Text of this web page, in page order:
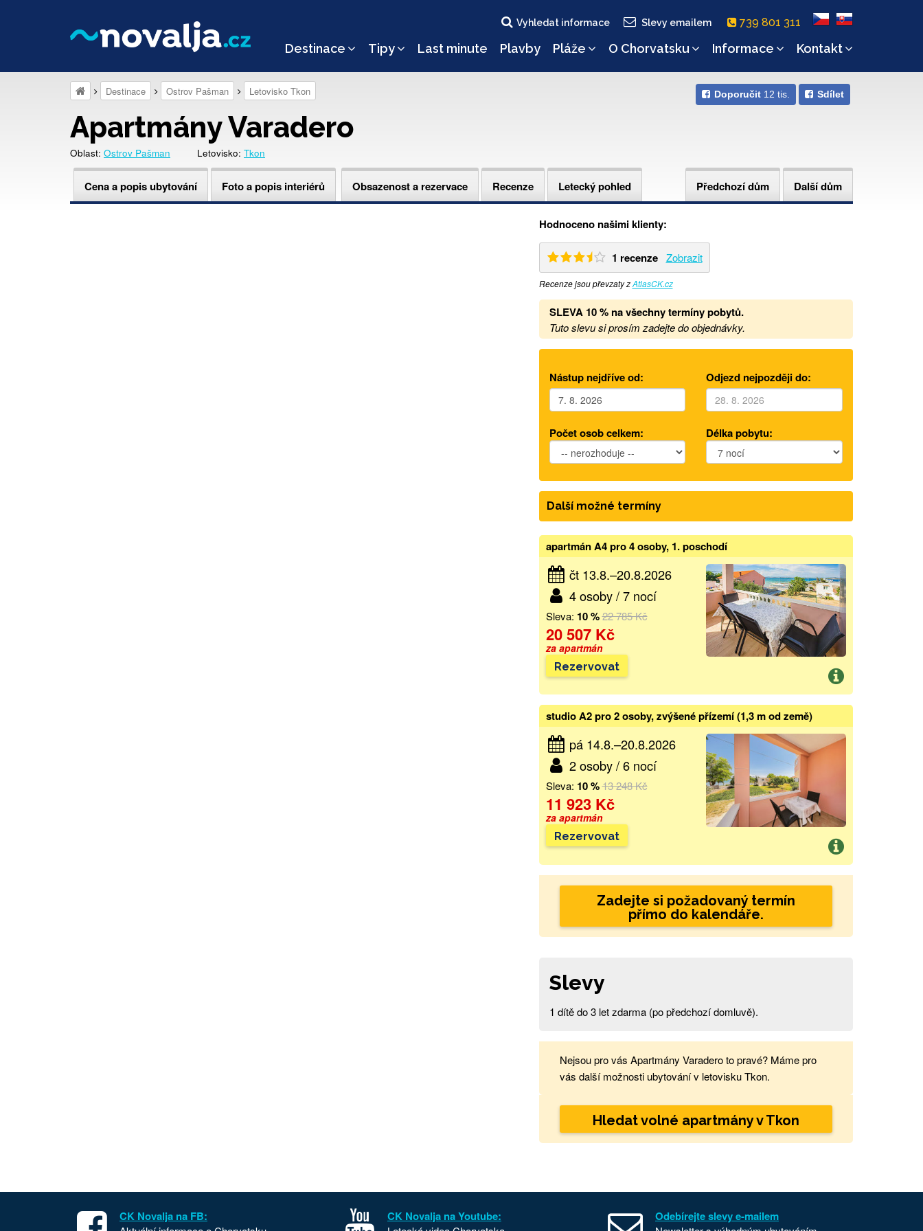
Vyhledat informace Slevy emailem 739 801 311
Destinace Tipy Last minute Plavby Pláže O Chorvatsku Informace Kontakt
Doporučit 12 tis. Sdílet
Destinace Ostrov Pašman Letovisko Tkon
Apartmány Varadero
Oblast: Ostrov Pašman Letovisko: Tkon
Předchozí dům Další dům
Cena a popis ubytování Foto a popis interiérů Obsazenost a rezervace Recenze Letecký pohled
Hodnoceno našimi klienty:
1 recenze Zobrazit
Recenze jsou převzaty zAtlasCK.cz
SLEVA 10 % na všechny termíny pobytů.
Tuto slevu si prosím zadejte do objednávky.
Nástup nejdříve od: Odjezd nejpozději do:
Počet osob celkem: Délka pobytu:
Další možné termíny
apartmán A4 pro 4 osoby, 1. poschodí
čt 13.8.–20.8.2026
4 osoby / 7 nocí
Sleva: 10 %22 785 Kč
20 507 Kč
za apartmán
Rezervovat
studio A2 pro 2 osoby, zvýšené přízemí (1,3 m od země)
pá 14.8.–20.8.2026
2 osoby / 6 nocí
Sleva: 10 %13 248 Kč
11 923 Kč
za apartmán
Rezervovat
Zadejte si požadovaný termín
přímo do kalendáře.
Slevy
1 dítě do 3 let zdarma (po předchozí domluvě).
Nejsou pro vás Apartmány Varadero to pravé? Máme pro
vás další možnosti ubytování v letovisku Tkon.
Hledat volné apartmány v Tkon
CK Novalja na FB: CK Novalja na Youtube: Odebírejte slevy e-mailem